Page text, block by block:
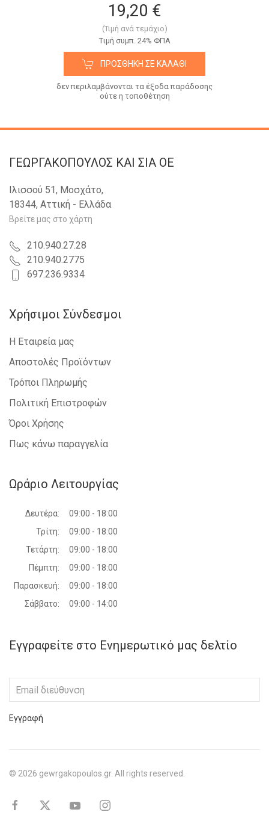
19,20 €
(Τιμή ανά τεμάχιο)
Tιμή συμπ. 24% ΦΠΑ
ΠΡΟΣΘΉΚΗ ΣΕ ΚΑΛΆΘΙ
δεν περιλαμβάνονται τα έξοδα παράδοσης
ούτε η τοποθέτηση
ΓΕΩΡΓΑΚΟΠΟΥΛΟΣ KAI ΣΙΑ OE
Ιλισσού 51, Μοσχάτο,
18344, Αττική - Ελλάδα
Βρείτε μας στο χάρτη
210.940.27.28
210.940.2775
697.236.9334
Χρήσιμοι Σύνδεσμοι
Η Εταιρεία μας
Αποστολές Προϊόντων
Τρόποι Πληρωμής
Πολιτική Επιστροφών
Όροι Χρήσης
Πως κάνω παραγγελία
Ωράριο Λειτουργίας
Δευτέρα:
09:00 - 18:00
Τρίτη:
09:00 - 18:00
Τετάρτη:
09:00 - 18:00
Πέμπτη:
09:00 - 18:00
Παρασκευή:
09:00 - 18:00
Σάββατο:
09:00 - 14:00
Εγγραφείτε στο Ενημερωτικό μας δελτίο
Εγγραφή
© 2026 gewrgakopoulos.gr. All rights reserved.